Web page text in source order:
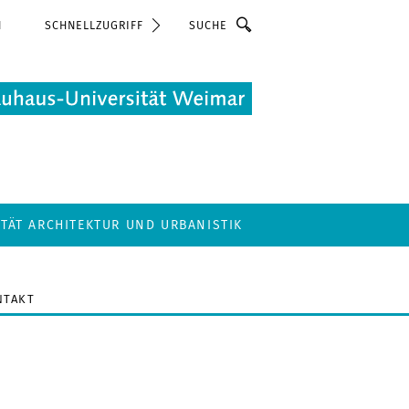
SCHNELLZUGRIFF Suche
ARCHITEKTUR UND URBANISTIK